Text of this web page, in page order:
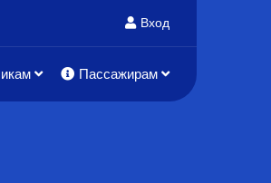
Вход
Пассажирам